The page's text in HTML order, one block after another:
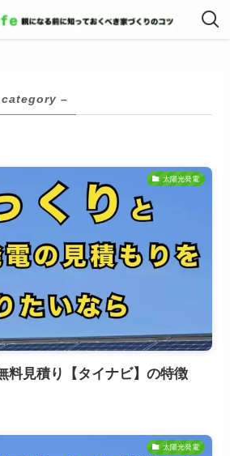
–
太陽光発電
料見積り【タイナビ】の特徴
太陽光発電